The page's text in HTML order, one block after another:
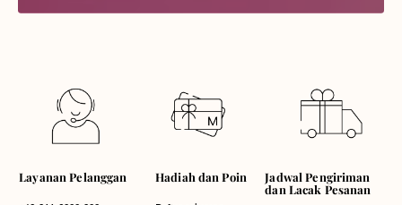
Layanan Pelanggan Hadiah dan Poin
Jadwal Pengiriman
dan Lacak Pesanan